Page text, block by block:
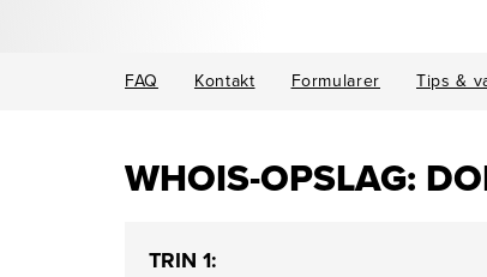
FAQ Kontakt Formularer Tips &
WHOIS-OPSLAG:
TRIN 1: